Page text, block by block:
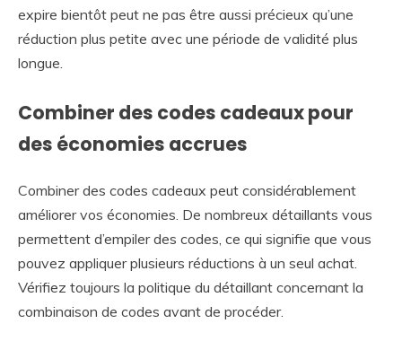
expire bientôt peut ne pas être aussi précieux qu’une
réduction plus petite avec une période de validité plus
longue.
Combiner des codes cadeaux pour
des économies accrues
Combiner des codes cadeaux peut considérablement
améliorer vos économies. De nombreux détaillants vous
permettent d’empiler des codes, ce qui signifie que vous
pouvez appliquer plusieurs réductions à un seul achat.
Vérifiez toujours la politique du détaillant concernant la
combinaison de codes avant de procéder.